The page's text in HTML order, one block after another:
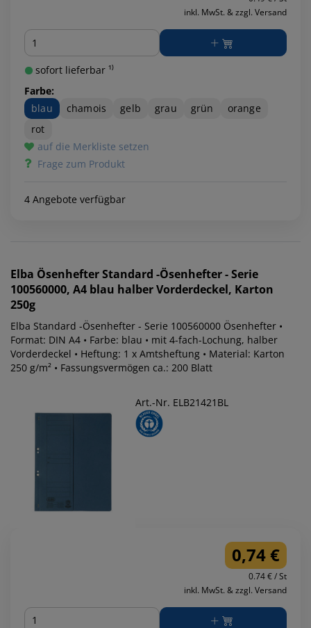
inkl. MwSt. & zzgl. Versand
Menge
sofort lieferbar ¹⁾
Farbe:
blau
chamois gelb grau grün
orange
rot
auf die Merkliste setzen
Frage zum Produkt
4 Angebote verfügbar
Elba Ösenhefter Standard -Ösenhefter - Serie
100560000, A4 blau halber Vorderdeckel, Karton
250g
Elba Standard -Ösenhefter - Serie 100560000 Ösenhefter •
Format: DIN A4 • Farbe: blau • mit 4-fach-Lochung, halber
Vorderdeckel • Heftung: 1 x Amtsheftung • Material: Karton
250 g/m² • Fassungsvermögen ca.: 200 Blatt
Art.-Nr. ELB21421BL
0,74 €
0.74 € / St
inkl. MwSt. & zzgl. Versand
Menge